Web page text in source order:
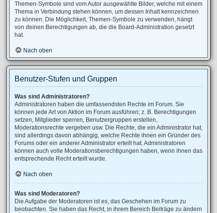
Themen-Symbole sind vom Autor ausgewählte Bilder, welche mit einem
Thema in Verbindung stehen können, um dessen Inhalt kennzeichnen
zu können. Die Möglichkeit, Themen-Symbole zu verwenden, hängt
von deinen Berechtigungen ab, die die Board-Administration gesetzt
hat.
Nach oben
Benutzer-Stufen und Gruppen
Was sind Administratoren?
Administratoren haben die umfassendsten Rechte im Forum. Sie
können jede Art von Aktion im Forum ausführen; z. B. Berechtigungen
setzen, Mitglieder sperren, Benutzergruppen erstellen,
Moderationsrechte vergeben usw. Die Rechte, die ein Administrator hat,
sind allerdings davon abhängig, welche Rechte ihnen ein Gründer des
Forums oder ein anderer Administrator erteilt hat. Administratoren
können auch volle Moderationsberechtigungen haben, wenn ihnen das
entsprechende Recht erteilt wurde.
Nach oben
Was sind Moderatoren?
Die Aufgabe der Moderatoren ist es, das Geschehen im Forum zu
beobachten. Sie haben das Recht, in ihrem Bereich Beiträge zu ändern